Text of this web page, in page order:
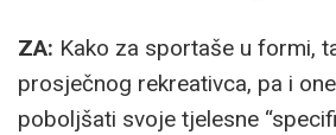
ZA: Kako za sportaše u formi,
prosječnog rekreativca, pa i
poboljšati svoje tjelesne